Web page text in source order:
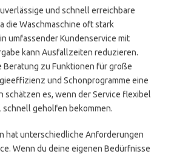
und schnell erreichbare
die Waschmaschine oft stark
umfassender Kundenservice mit
kann Ausfallzeiten reduzieren.
Beratung zu Funktionen für große
und Schonprogramme eine
schätzen es, wenn der Service flexibel
schnell geholfen bekommen.
hat unterschiedliche Anforderungen
Wenn du deine eigenen Bedürfnisse